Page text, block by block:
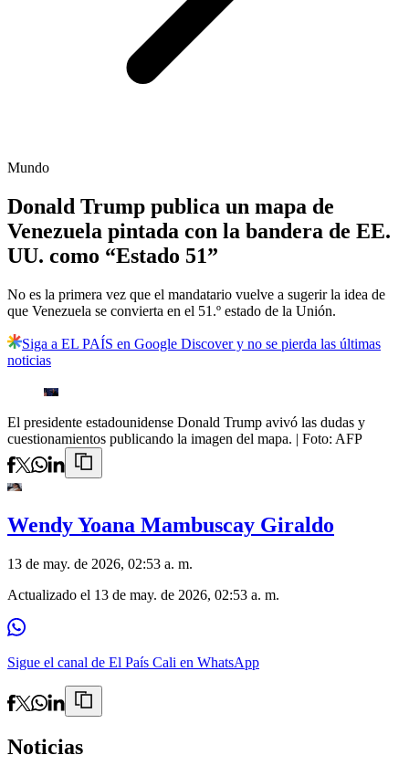
Mundo
Donald Trump publica un mapa de
Venezuela pintada con la bandera de EE.
UU. como “Estado 51”
No es la primera vez que el mandatario vuelve a sugerir la idea de
que Venezuela se convierta en el 51.º estado de la Unión.
Siga a EL PAÍS en Google Discover y no se pierda las últimas
noticias
El presidente estadounidense Donald Trump avivó las dudas y
cuestionamientos publicando la imagen del mapa. | Foto: AFP
Wendy Yoana Mambuscay Giraldo
13 de may. de 2026, 02:53 a. m.
Actualizado el 13 de may. de 2026, 02:53 a. m.
Sigue el canal de El País Cali en WhatsApp
Noticias